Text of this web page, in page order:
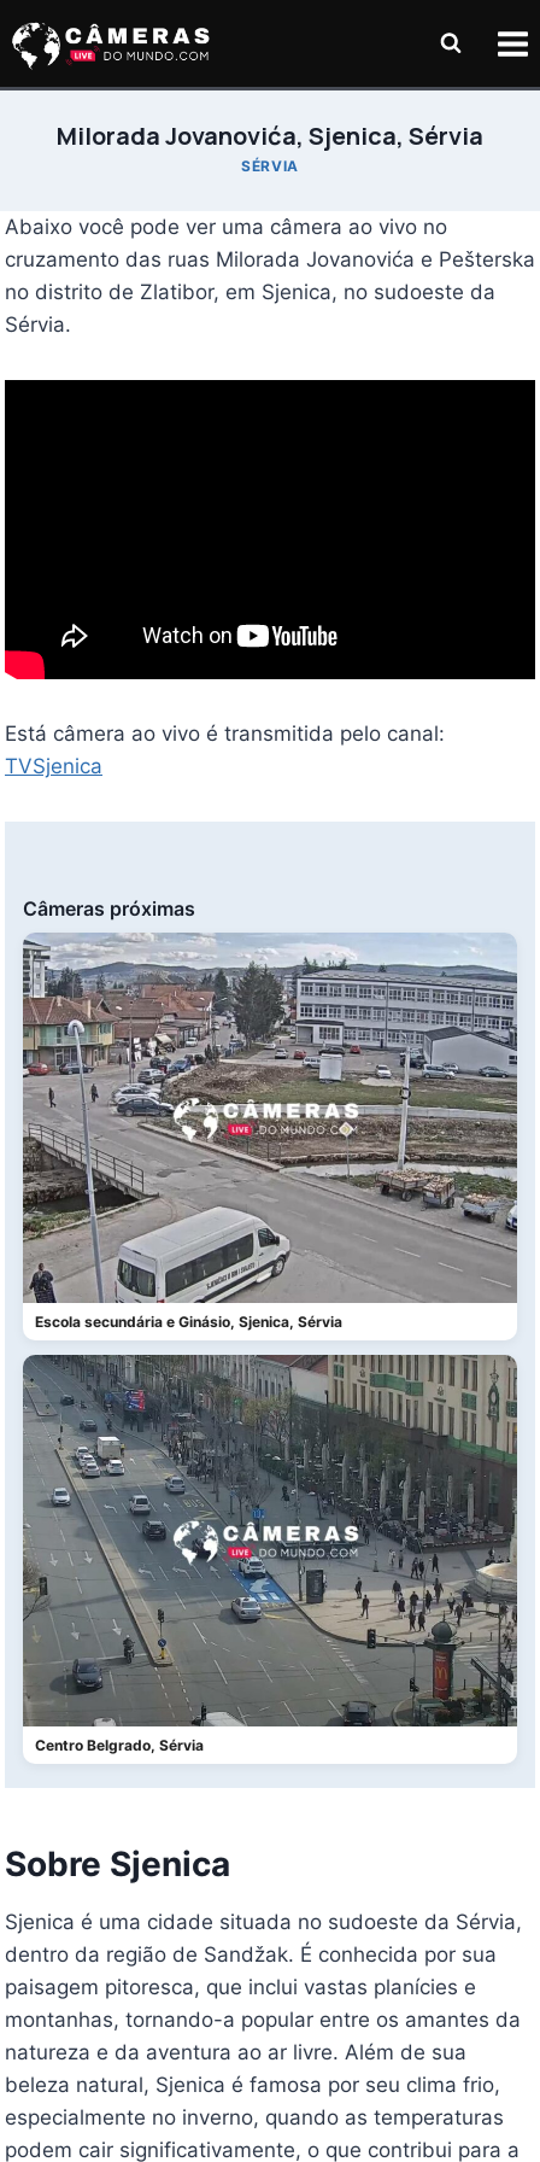
para
Milorada Jovanovića, Sjenica, Sérvia
SÉRVIA
Abaixo você pode ver uma câmera ao vivo no
cruzamento das ruas Milorada Jovanovića e Pešterska
no distrito de Zlatibor, em Sjenica, no sudoeste da
Sérvia.
Está câmera ao vivo é transmitida pelo canal:
TVSjenica
Câmeras próximas
Escola secundária e Ginásio, Sjenica, Sérvia
Centro Belgrado, Sérvia
Sobre Sjenica
Sjenica é uma cidade situada no sudoeste da Sérvia,
dentro da região de Sandžak. É conhecida por sua
paisagem pitoresca, que inclui vastas planícies e
montanhas, tornando-a popular entre os amantes da
natureza e da aventura ao ar livre. Além de sua
beleza natural, Sjenica é famosa por seu clima frio,
especialmente no inverno, quando as temperaturas
podem cair significativamente, o que contribui para a